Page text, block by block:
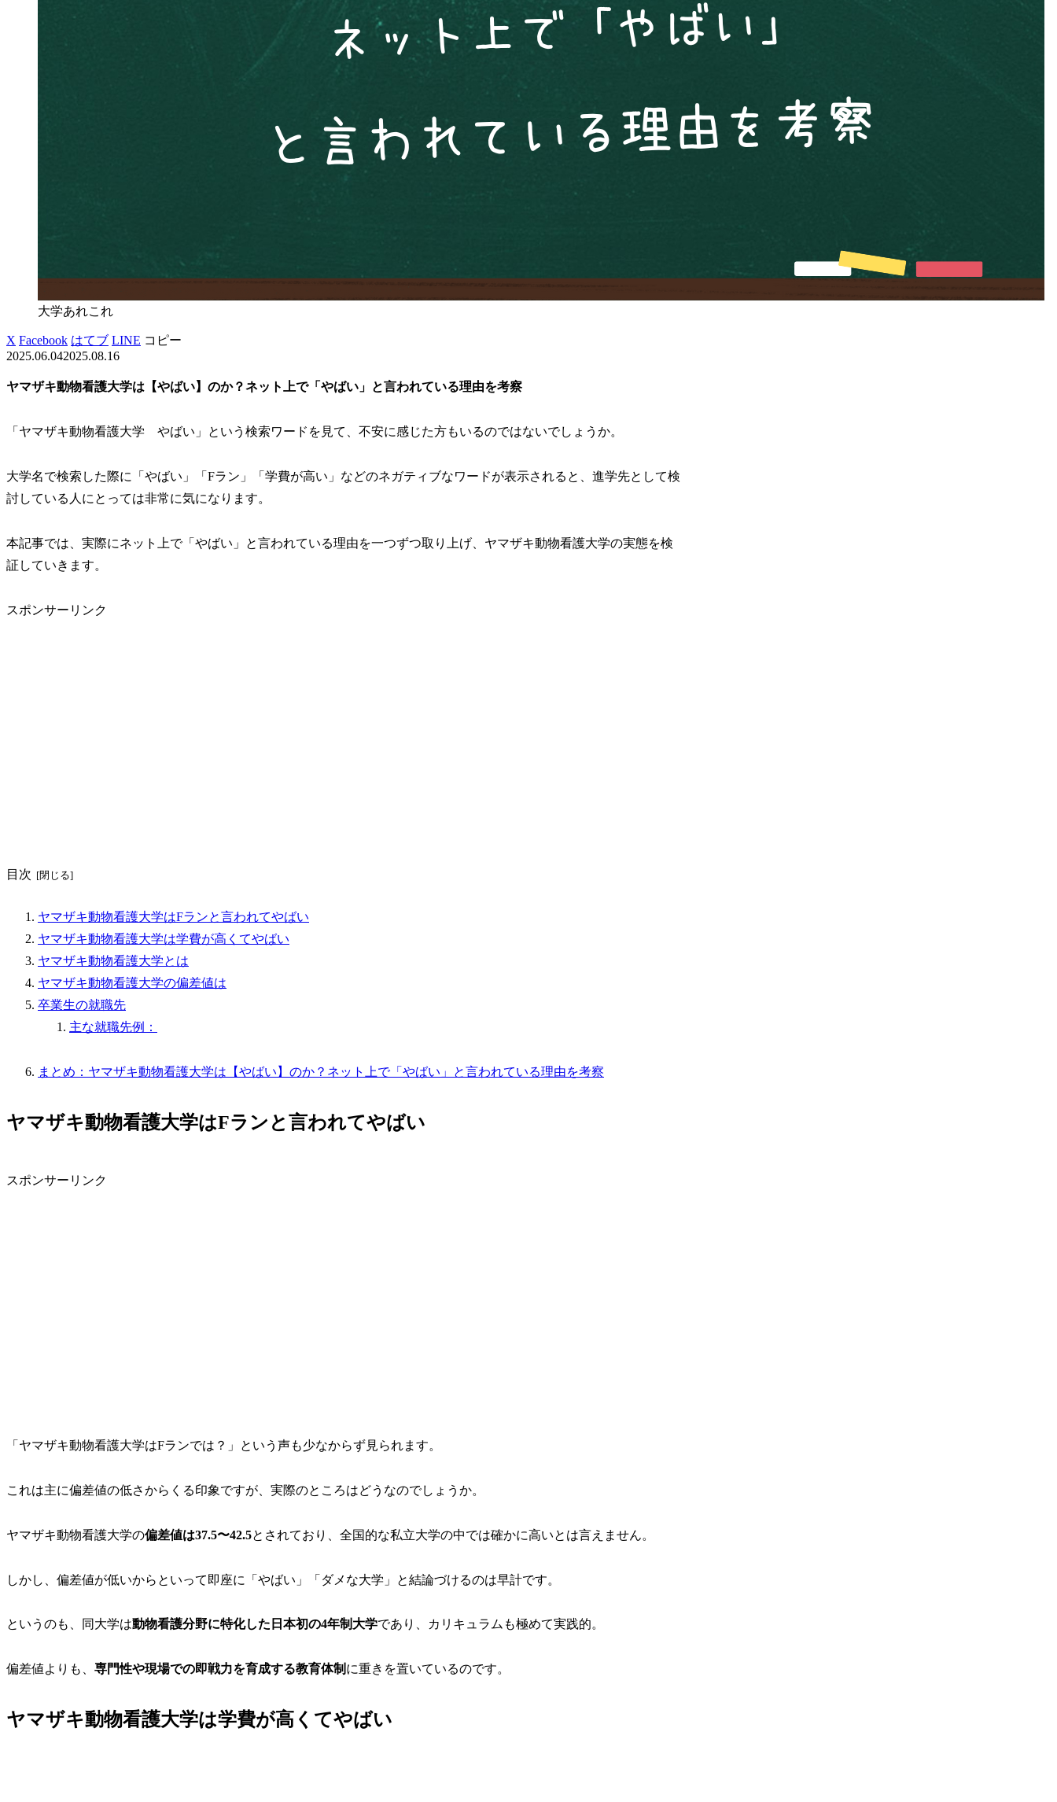
大学あれこれ
X Facebook はてブ LINE コピー
2025.06.042025.08.16
ヤマザキ動物看護大学は【やばい】のか？ネット上で「やばい」と言われている理由を考察
「ヤマザキ動物看護大学 やばい」という検索ワードを見て、不安に感じた方もいるのではないでしょうか。
大学名で検索した際に「やばい」「Fラン」「学費が高い」などのネガティブなワードが表示されると、進学先として検
討している人にとっては非常に気になります。
本記事では、実際にネット上で「やばい」と言われている理由を一つずつ取り上げ、ヤマザキ動物看護大学の実態を検
証していきます。
スポンサーリンク
目次
ヤマザキ動物看護大学はFランと言われてやばい
ヤマザキ動物看護大学は学費が高くてやばい
ヤマザキ動物看護大学とは
ヤマザキ動物看護大学の偏差値は
卒業生の就職先
主な就職先例：
まとめ：ヤマザキ動物看護大学は【やばい】のか？ネット上で「やばい」と言われている理由を考察
ヤマザキ動物看護大学はFランと言われてやばい
スポンサーリンク
「ヤマザキ動物看護大学はFランでは？」という声も少なからず見られます。
これは主に偏差値の低さからくる印象ですが、実際のところはどうなのでしょうか。
ヤマザキ動物看護大学の偏差値は37.5〜42.5とされており、全国的な私立大学の中では確かに高いとは言えません。
しかし、偏差値が低いからといって即座に「やばい」「ダメな大学」と結論づけるのは早計です。
というのも、 同大学は動物看護分野に特化した日本初の4年制大学であり、カリキュラムも極めて実践的。
偏差値よりも、 専門性や現場での即戦力を育成する教育体制 に重きを置いているのです。
ヤマザキ動物看護大学は学費が高くてやばい